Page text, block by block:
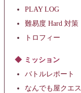
PLAY LOG
難易度 Hard 対策
トロフィー
ミッション
バトルレポート
なんでも屋クエ